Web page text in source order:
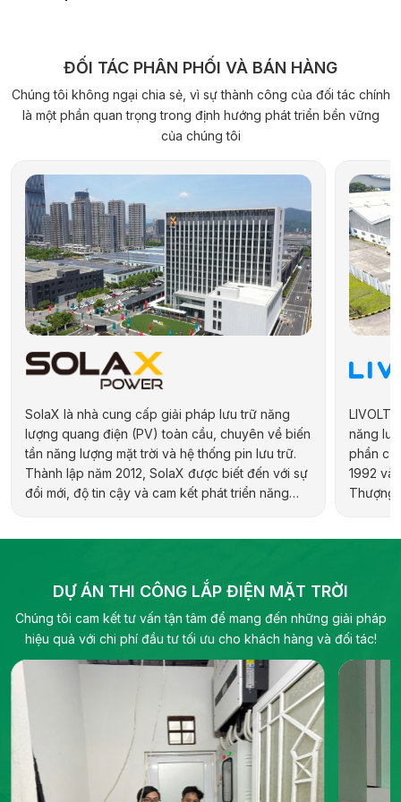
ĐỐI TÁC PHÂN PHỐI VÀ BÁN HÀNG
Chúng tôi không ngại chia sẻ, vì sự thành công của đối tác chính
là một phần quan trọng trong định hướng phát triển bền vững
của chúng tôi
SolaX là nhà cung cấp giải pháp lưu trữ năng
lượng quang điện (PV) toàn cầu, chuyên về biến
tần năng lượng mặt trời và hệ thống pin lưu trữ.
Thành lập năm 2012, SolaX được biết đến với sự
đổi mới, độ tin cậy và cam kết phát triển năng
năng
phần
1992 và
Thượng
DỰ ÁN THI CÔNG LẮP ĐIỆN MẶT TRỜI
Chúng tôi cam kết tư vấn tận tâm để mang đến những giải pháp
hiệu quả với chi phí đầu tư tối ưu cho khách hàng và đối tác!